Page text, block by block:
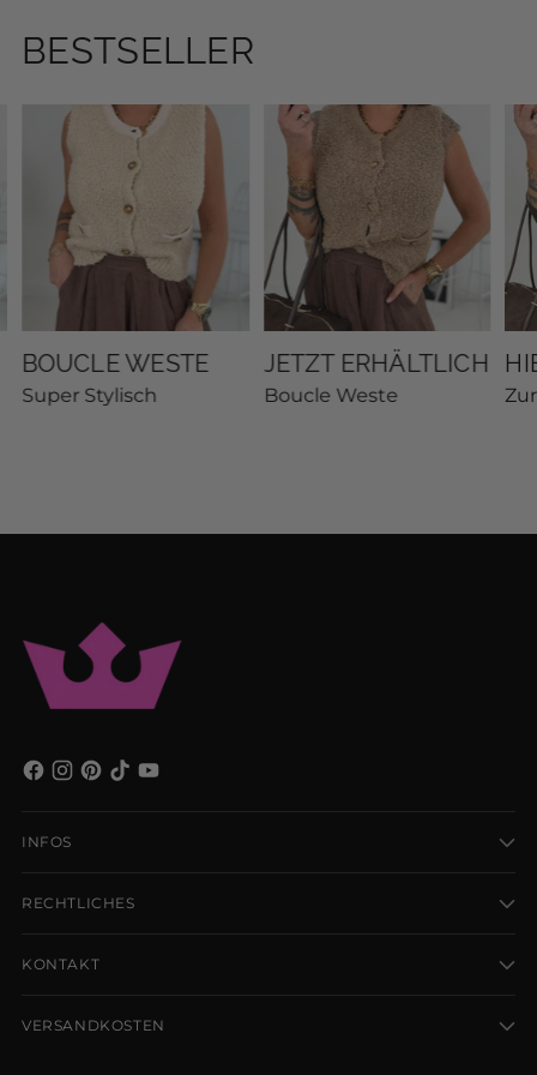
BESTSELLER
BOUCLE WESTE
Super Stylisch
JETZT ERHÄLTLICH
Boucle Weste
INFOS
RECHTLICHES
KONTAKT
VERSANDKOSTEN